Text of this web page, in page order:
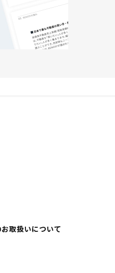
取扱いについて